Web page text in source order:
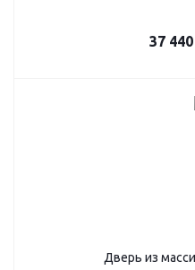
37 440
Дверь из